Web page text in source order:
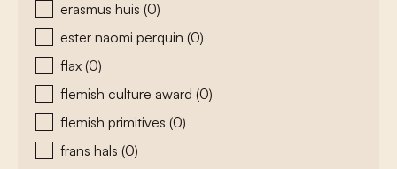
erasmus huis (0)
ester naomi perquin (0)
flax (0)
flemish culture award (0)
flemish primitives (0)
frans hals (0)